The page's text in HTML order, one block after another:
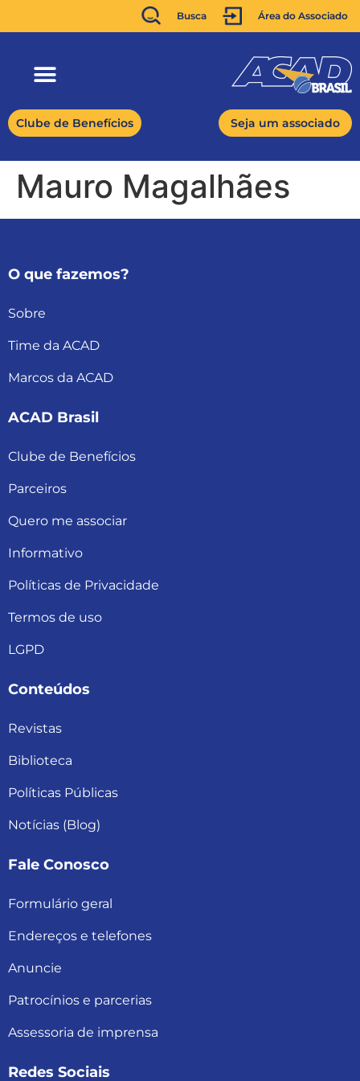
Busca Área do Associado
Clube de Benefícios Seja um associado
Mauro Magalhães
O que fazemos?
Sobre
Time da ACAD
Marcos da ACAD
ACAD Brasil
Clube de Benefícios
Parceiros
Quero me associar
Informativo
Políticas de Privacidade
Termos de uso
LGPD
Conteúdos
Revistas
Biblioteca
Políticas Públicas
Notícias (Blog)
Fale Conosco
Formulário geral
Endereços e telefones
Anuncie
Patrocínios e parcerias
Assessoria de imprensa
Redes Sociais